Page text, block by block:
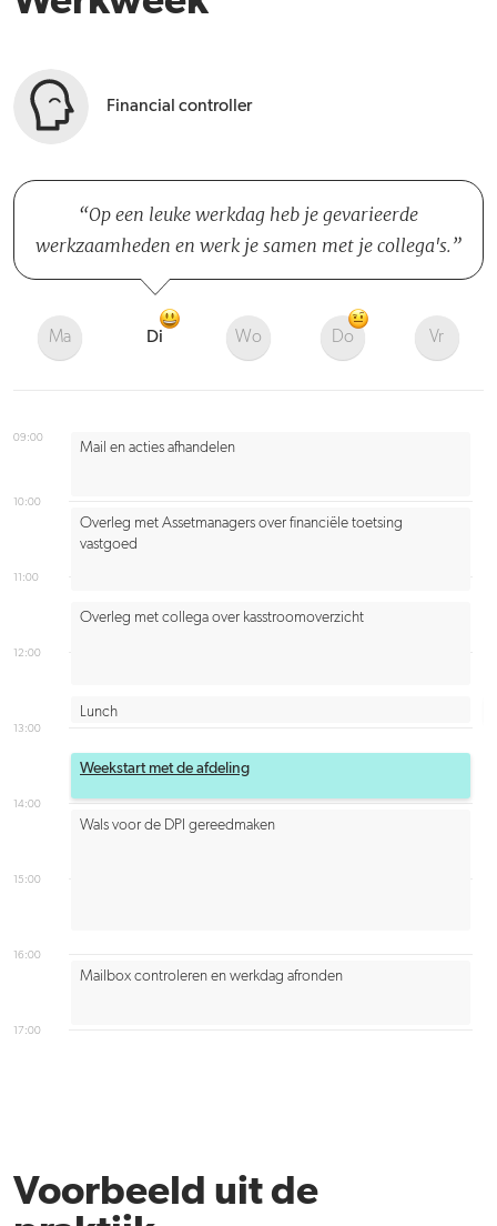
Financial controller
Op een leuke werkdag heb je gevarieerde
werkzaamheden en werk je samen met je collega's.
Ma Di Wo Do Vr
09:00
10:00
11:00
12:00
13:00
14:00
15:00
16:00
17:00
Lunch
Mail en acties afhandelen
Overleg met Assetmanagers over financiële toetsing
vastgoed
Overleg met collega over kasstroomoverzicht
Weekstart met de afdeling
Wals voor de DPI gereedmaken
Mailbox controleren en werkdag afronden
Voorbeeld uit de